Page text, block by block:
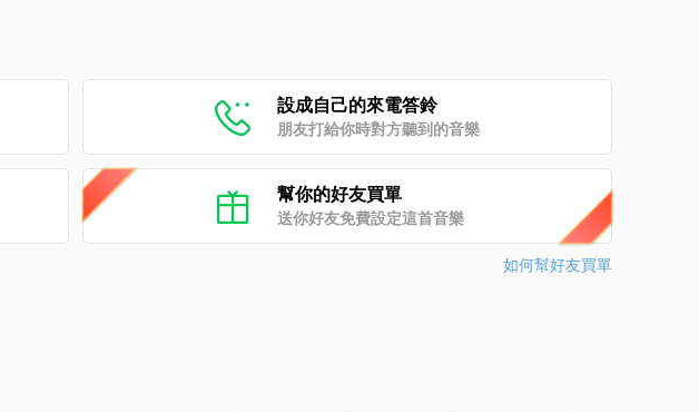
設成自己的來電答鈴
朋友打給你時對方聽到的音樂
幫你的好友買單
送你好友免費設定這首音樂
如何幫好友買單